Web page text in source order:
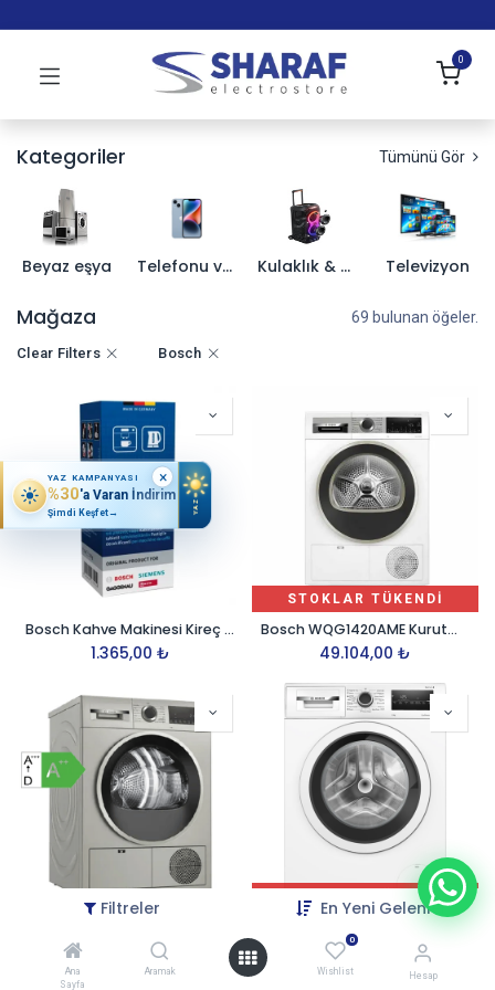
Filtreler En Yeni Gelenler
Ana
Sayfa
Aramak
0
Wishlist Hesap
0
Kategoriler Tümünü Gör
Beyaz eşya Telefonu ve Aksesuarları Kulaklık & Hoparlör Televizyon
Mağaza 69 bulunan öğeler.
Clear Filters Bosch
Bosch Kahve Makinesi Kireç Arındırma Tableti
1.365,00 ₺
STOKLAR TÜKENDİ
Bosch WQG1420AME Kurutma Makinesi 9kg Beyaz
49.104,00 ₺
50.304,00₺
STOKLAR TÜKENDİ
Bosch WAN24200ME Çamaşır Makinesi, 8 kg, Beyaz
30.336,00
YAZ KAMPANYASI
%30'a Varan İndirim
Şimdi Keşfet→ YAZ
×